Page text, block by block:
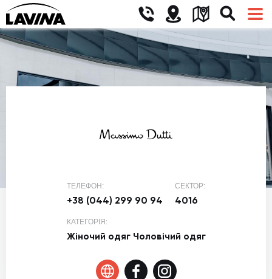
ТЕЛЕФОН:
+38 (044) 299 90 94
СЕКТОР:
4016
КАТЕГОРІЯ:
Жіночий одяг Чоловічий одяг